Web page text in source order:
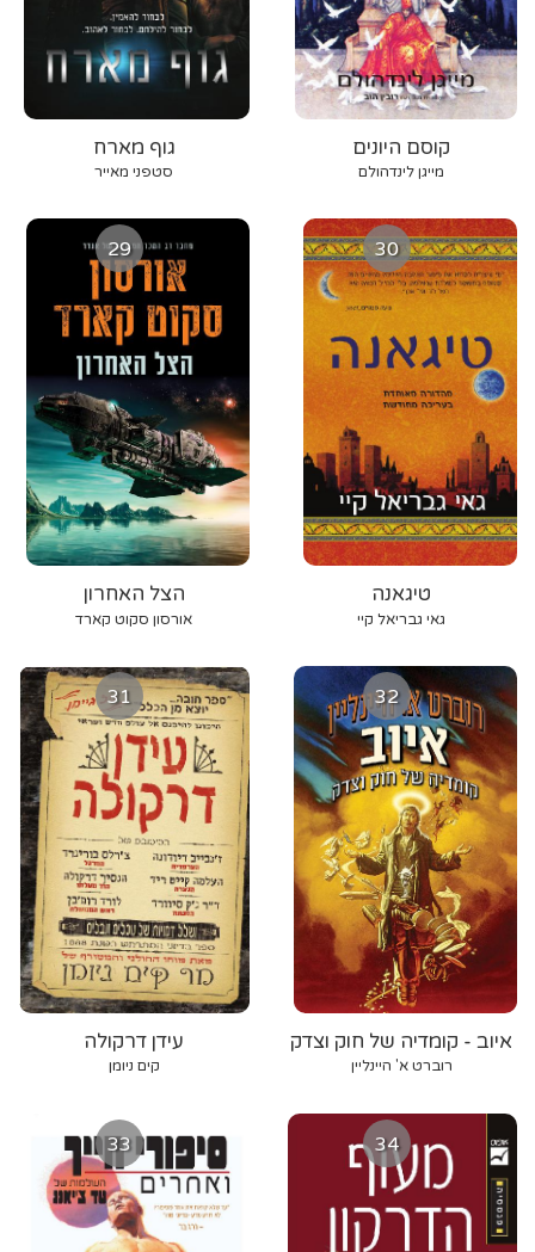
גוף מארח
סטפני מאייר
קוסם היונים
מייגן לינדהולם
29
הצל האחרון
אורסון סקוט קארד
30
טיגאנה
גאי גבריאל קיי
31
עידן דרקולה
קים ניומן
32
איוב - קומדיה של חוק וצדק
רוברט א' היינליין
33 34